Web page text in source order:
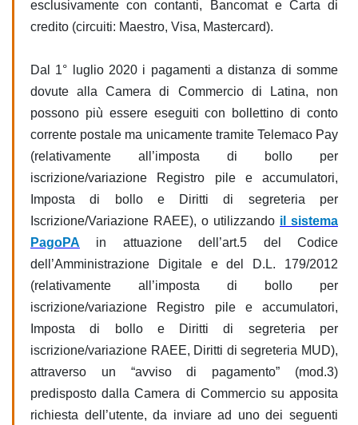
esclusivamente con contanti, Bancomat e Carta di
credito (circuiti: Maestro, Visa, Mastercard).
Dal 1° luglio 2020 i pagamenti a distanza di somme
dovute alla Camera di Commercio di Latina, non
possono più essere eseguiti con bollettino di conto
corrente postale ma unicamente tramite Telemaco Pay
(relativamente all’imposta di bollo per
iscrizione/variazione Registro pile e accumulatori,
Imposta di bollo e Diritti di segreteria per
Iscrizione/Variazione RAEE), o utilizzando il sistema
PagoPA in attuazione dell’art.5 del Codice
dell’Amministrazione Digitale e del D.L. 179/2012
(relativamente all’imposta di bollo per
iscrizione/variazione Registro pile e accumulatori,
Imposta di bollo e Diritti di segreteria per
iscrizione/variazione RAEE, Diritti di segreteria MUD),
attraverso un “avviso di pagamento” (mod.3)
predisposto dalla Camera di Commercio su apposita
richiesta dell’utente, da inviare ad uno dei seguenti